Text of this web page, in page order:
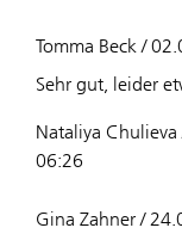
Tomma Beck /
Sehr gut, leider
Nataliya
06:26
Gina Zahner /